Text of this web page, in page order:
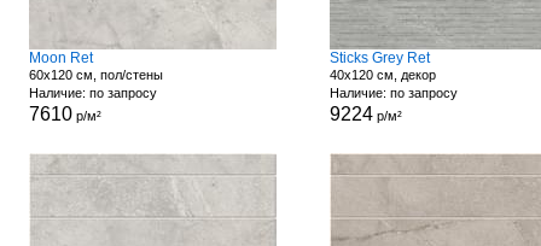
Moon Ret
60x120 см, пол/стены
Наличие: по запросу
7610р/м²
Sticks Grey Ret
40x120 см, декор
Наличие: по запросу
9224р/м²